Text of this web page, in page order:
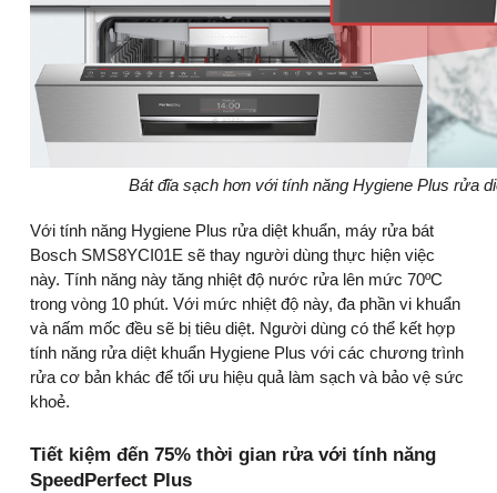
Bát đĩa sạch hơn với tính năng Hygiene Plus rửa
Với tính năng Hygiene Plus rửa diệt khuẩn, máy rửa bát
Bosch SMS8YCI01E sẽ thay người dùng thực hiện việc
này. Tính năng này tăng nhiệt độ nước rửa lên mức 70ºC
trong vòng 10 phút. Với mức nhiệt độ này, đa phần vi khuẩn
và nấm mốc đều sẽ bị tiêu diệt. Người dùng có thể kết hợp
tính năng rửa diệt khuẩn Hygiene Plus với các chương trình
rửa cơ bản khác để tối ưu hiệu quả làm sạch và bảo vệ sức
khoẻ.
Tiết kiệm đến 75% thời gian rửa với tính năng
SpeedPerfect Plus